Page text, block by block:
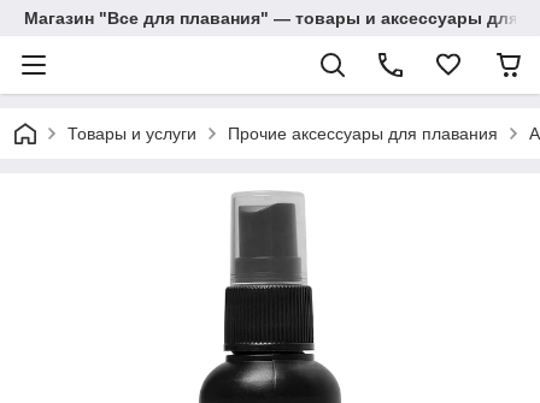
Магазин "Все для плавания" — товары и аксессуары для
Товары и услуги Прочие аксессуары для плавания